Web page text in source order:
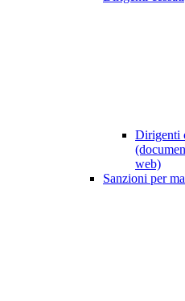
Dirigenti
web)
Sanzioni per